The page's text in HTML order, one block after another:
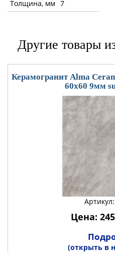
Толщина, мм 7
Другие товары
Керамогранит Alma
60x60 9мм
Артикул:
Цена:
(открыть в